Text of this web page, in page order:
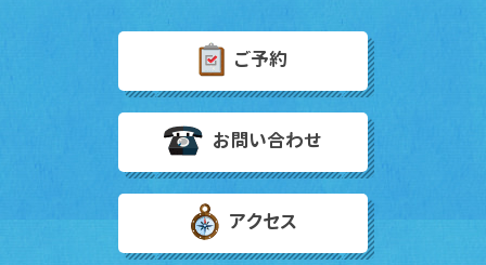
ご予約
お問い合わせ
アクセス